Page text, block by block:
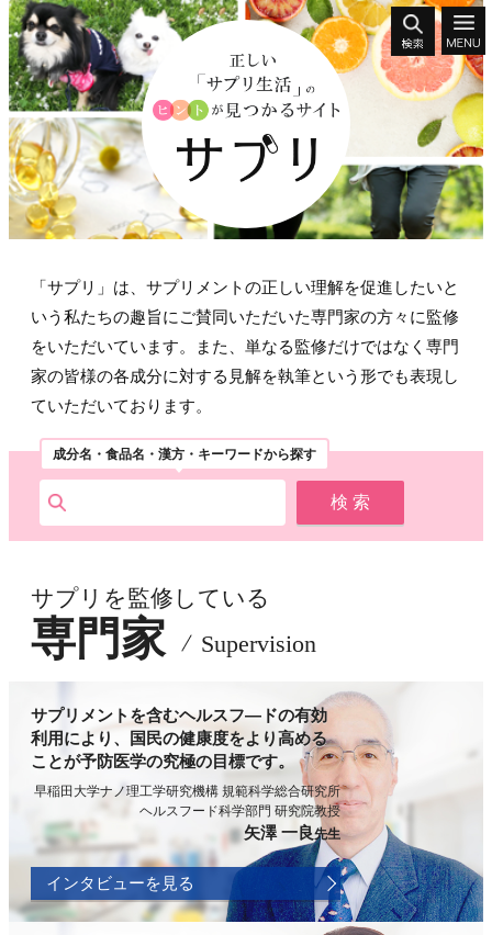
「サプリ」は、サプリメントの正しい理解を促進したいと
いう私たちの趣旨にご賛同いただいた専門家の方々に監修
をいただいています。また、単なる監修だけではなく専門
家の皆様の各成分に対する見解を執筆という形でも表現し
ていただいております。
成分名・食品名・漢方・キーワードから探す
サプリを監修している
専門家 Supervision
サプリメントを含むヘルスフ―ドの有効
利用により、国民の健康度をより高める
ことが予防医学の究極の目標です。
早稲田大学ナノ理工学研究機構 規範科学総合研究所
ヘルスフード科学部門 研究院教授
矢澤 一良先生
インタビューを見る